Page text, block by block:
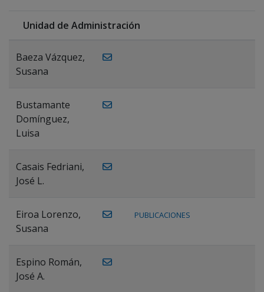
Unidad de Administración
Baeza Vázquez,
Susana
Bustamante
Domínguez,
Luisa
Casais Fedriani,
José L.
Eiroa Lorenzo,
Susana
PUBLICACIONES
Espino Román,
José A.